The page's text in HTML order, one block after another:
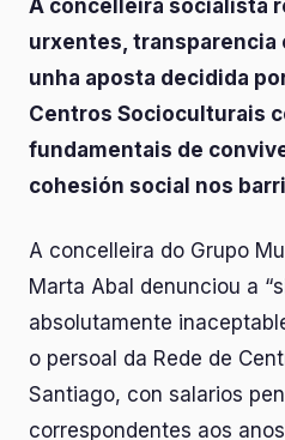
A concelleira socialista
urxentes, transparencia
unha aposta decidida
Centros Socioculturais
fundamentais de
cohesión social nos
A concelleira do Grupo
Marta Abal denunciou a
absolutamente
o persoal da Rede de
Santiago, con salarios
correspondentes aos